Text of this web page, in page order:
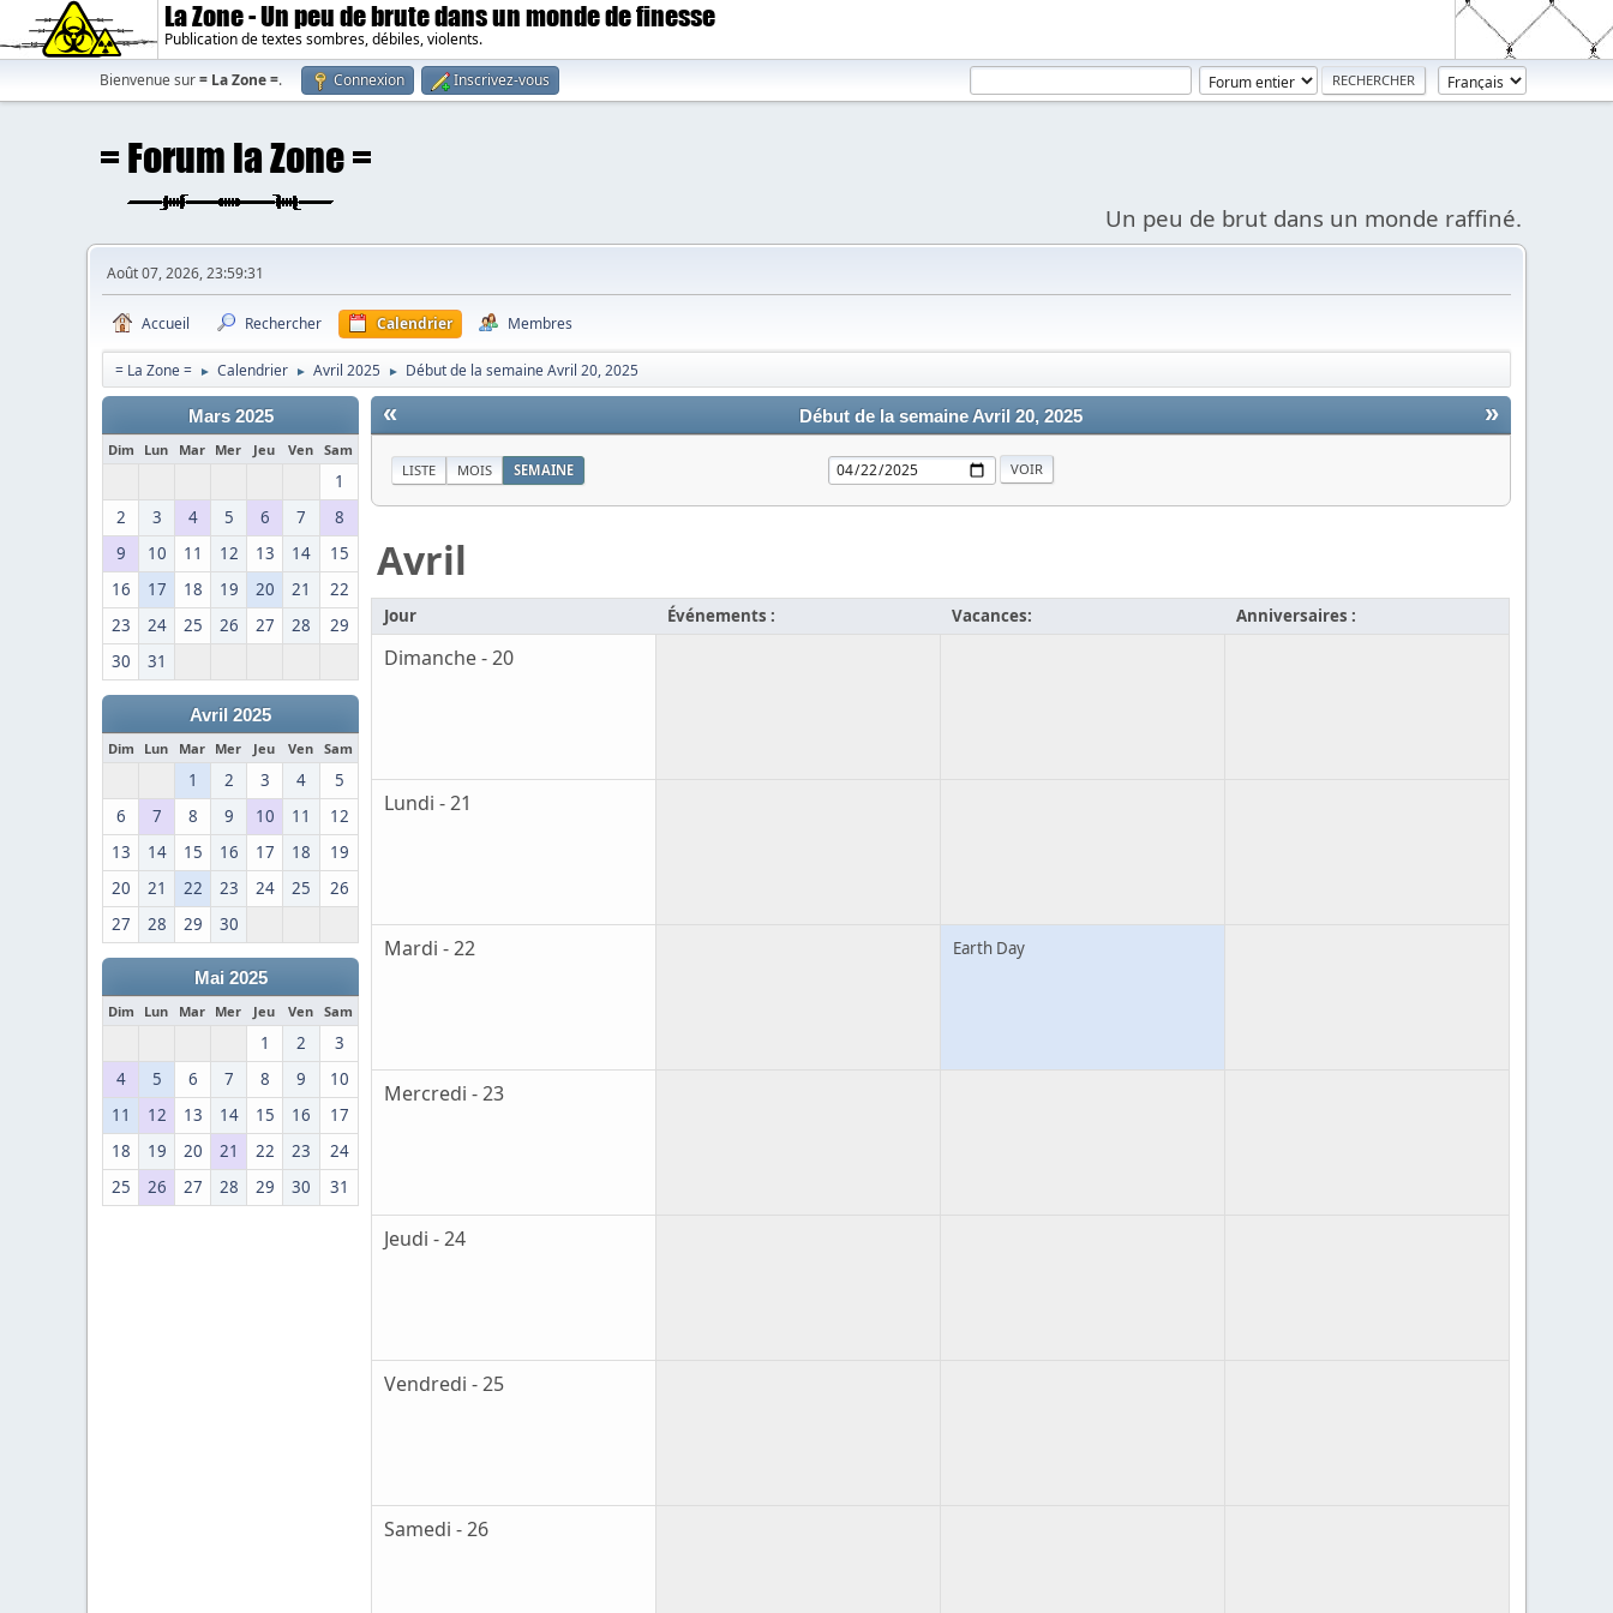
La Zone - Un peu de brute dans un monde de finesse
Publication de textes sombres, débiles, violents.
Bienvenue sur= La Zone =. Connexion Inscrivez-vous
Un peu de brut dans un monde raffiné.
Août 07, 2026, 23:59:31
Accueil Rechercher Calendrier Membres
= La Zone = ► Calendrier ► Avril 2025 ► Début de la semaine Avril 20, 2025
Mars 2025
Dim Lun Mar Mer Jeu Ven Sam
1
2
3 4 5 6 7
8
9
10 11 12 13 14
15
16
17 18 19 20 21
22
23
24 25 26 27 28
29
30
31
Avril 2025
Dim Lun Mar Mer Jeu Ven Sam
1 2 3 4
5
6
7 8 9 10 11
12
13
14 15 16 17 18
19
20
21 22 23 24 25
26
27
28 29 30
Mai 2025
Dim Lun Mar Mer Jeu Ven Sam
1 2
3
4
5 6 7 8 9
10
11
12 13 14 15 16
17
18
19 20 21 22 23
24
25
26 27 28 29 30 31
« »
Début de la semaine Avril 20, 2025
LISTE MOIS SEMAINE
Avril
Jour Événements : Vacances: Anniversaires :
Dimanche - 20
Lundi - 21
Mardi - 22 Earth Day
Mercredi - 23
Jeudi - 24
Vendredi - 25
Samedi - 26